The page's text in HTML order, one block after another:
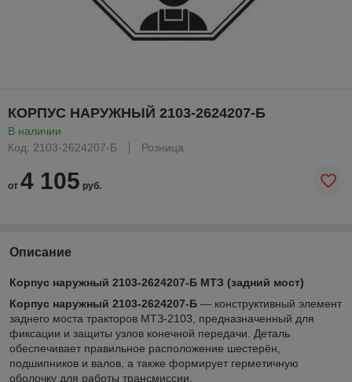
КОРПУС НАРУЖНЫЙ 2103-2624207-Б
В наличии
Код: 2103-2624207-Б
Розница
от 4 105 руб.
Описание
Корпус наружный 2103-2624207-Б МТЗ (задний мост)
Корпус наружный 2103-2624207-Б — конструктивный элемент
заднего моста тракторов МТЗ-2103, предназначенный для
фиксации и защиты узлов конечной передачи. Деталь
обеспечивает правильное расположение шестерён,
подшипников и валов, а также формирует герметичную
оболочку для работы трансмиссии.